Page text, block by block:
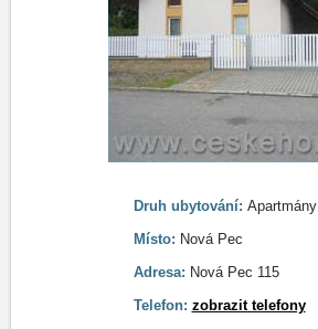
Druh ubytování: Apartmány
Místo: Nová Pec
Adresa: Nová Pec 115
Telefon: zobrazit telefony